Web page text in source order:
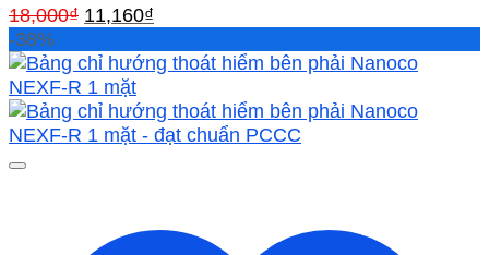
18,000₫ Giá
là:
18,000₫.
11,160₫
tại
11,160₫.
-38%